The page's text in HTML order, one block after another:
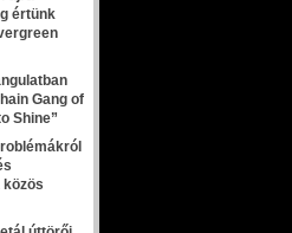
értünk
Gang of
Shine”